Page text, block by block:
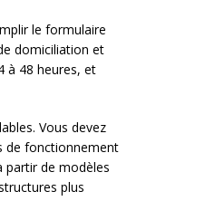
le formulaire
domiciliation et
à 48 heures, et
Vous devez
de fonctionnement
partir de modèles
plus